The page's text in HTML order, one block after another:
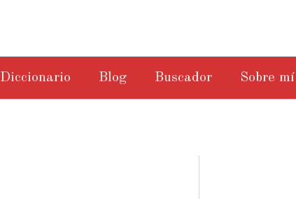
Diccionario Blog Buscador Sobre mí